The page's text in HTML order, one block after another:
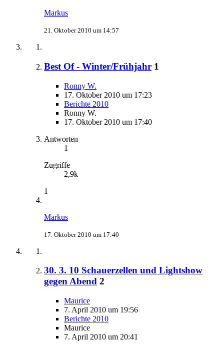
Markus
21. Oktober 2010 um 14:57
Best Of - Winter/Frühjahr 1
Ronny W.
17. Oktober 2010 um 17:23
Berichte 2010
Ronny W.
17. Oktober 2010 um 17:40
Antworten
1
Zugriffe
2,9k
1
Markus
17. Oktober 2010 um 17:40
30. 3. 10 Schauerzellen und Lightshow
gegen Abend 2
Maurice
7. April 2010 um 19:56
Berichte 2010
Maurice
7. April 2010 um 20:41